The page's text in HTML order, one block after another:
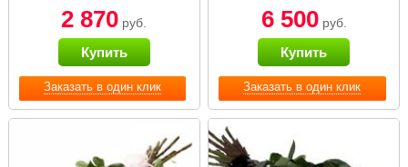
Заказать в один клик
2 870 руб.
Купить
Заказать в один клик
6 500руб.
Купить